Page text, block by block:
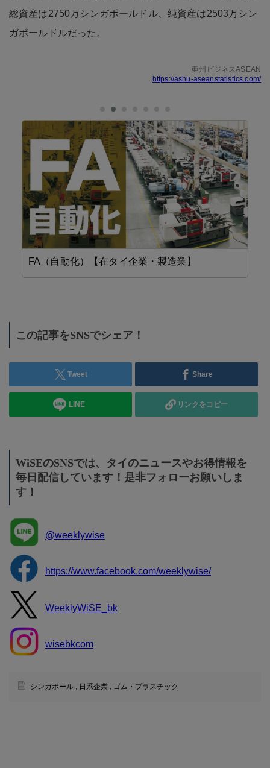
総資産は2750万シンガポールドル、純資産は2503万シン
ガポールドルだった。
亜州ビジネスASEAN
https://ashu-aseanstatistics.com/
FA（自動化）【在タイ企業・製造業】
この記事をSNSでシェア！
Tweet Share
LINE リンクをコピー
WiSEのSNSでは、タイのニュースやお得情報を
毎日配信しています！是非フォローお願いしま
す！
@weeklywise
https://www.facebook.com/weeklywise/
WeeklyWiSE_bk
wisebkcom
シンガポール , 日系企業 , ゴム・プラスチック